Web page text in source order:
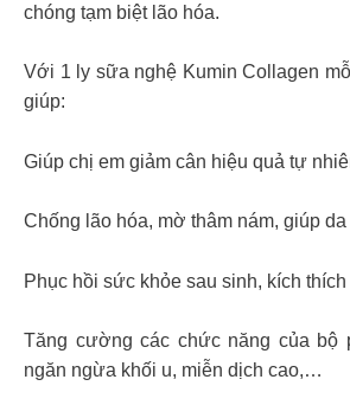
chóng tạm biệt lão hóa.
Với 1 ly sữa nghệ Kumin Collagen
giúp:
Giúp chị em giảm cân hiệu quả tự
Chống lão hóa, mờ thâm nám, giúp
Phục hồi sức khỏe sau sinh, kích
Tăng cường các chức năng của bộ
ngăn ngừa khối u, miễn dịch cao,…